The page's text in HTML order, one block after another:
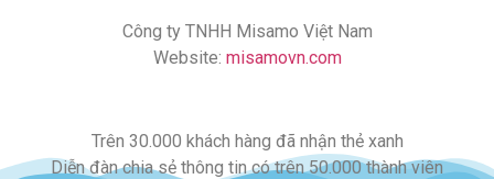
Công ty TNHH Misamo Việt Nam
Website: misamovn.com
Trên 30.000 khách hàng đã nhận thẻ xanh
Diễn đàn chia sẻ thông tin có trên 50.000 thành viên